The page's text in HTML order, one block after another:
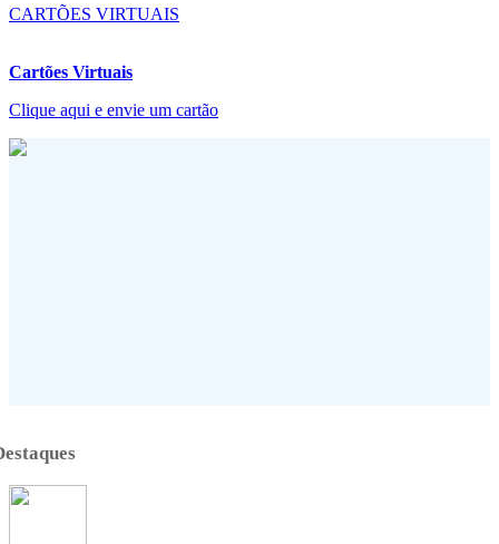
CARTÕES VIRTUAIS
Cartões Virtuais
Clique aqui e envie um cartão